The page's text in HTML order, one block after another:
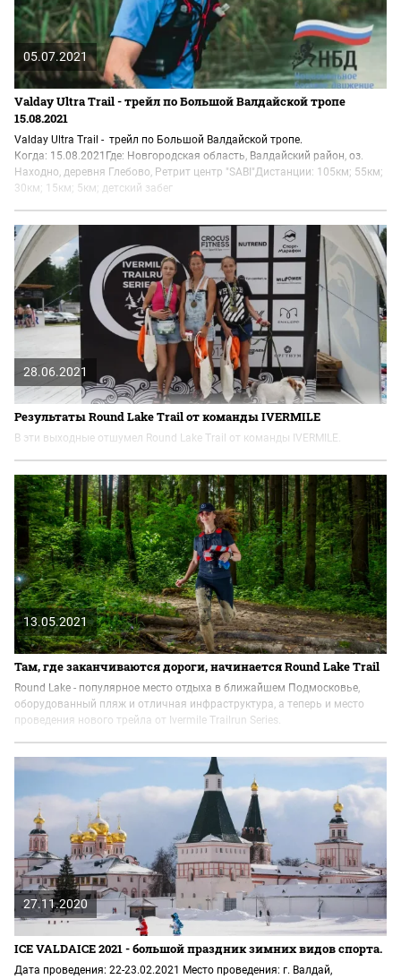
05.07.2021
Valday Ultra Trail - трейл по Большой Валдайской тропе
15.08.2021
Valday Ultra Trail - трейл по Большой Валдайской тропе.
Когда: 15.08.2021Где: Новгородская область, Валдайский район, оз.
Находно, деревня Глебово, Ретрит центр "SABI"Дистанции: 105км; 55км;
30км; 15км; 5км; детский забег
28.06.2021
Результаты Round Lake Trail от команды IVERMILE
В эти выходные отшумел Round Lake Trail от команды IVERMILE.
13.05.2021
Там, где заканчиваются дороги, начинается Round Lake Trail
Round Lake - популярное место отдыха в ближайшем Подмосковье,
оборудованный пляж и отличная инфраструктура, а теперь и место
проведения нового трейла от Ivermile Trailrun Series.
27.11.2020
ICE VALDAICE 2021 - большой праздник зимних видов спорта.
Дата проведения: 22-23.02.2021 Место проведения: г. Валдай,